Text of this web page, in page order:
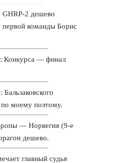
GHRP-2 дешево
первой команды Борис
Конкурса — финал
Бальзаковского
по моему поэтому.
— Норвегия (9-е
дешево.
главный судья